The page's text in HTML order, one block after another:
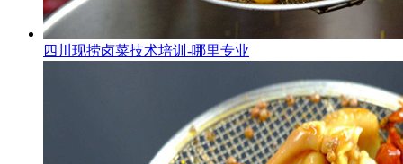
四川现捞卤菜技术培训-哪里专业